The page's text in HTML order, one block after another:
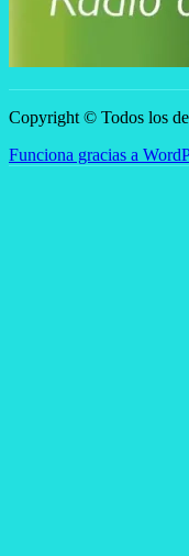
Copyright © Todos los
Funciona gracias a